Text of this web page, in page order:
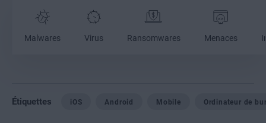
Malwares Virus Ransomwares Menaces
Étiquettes iOS Android Mobile Ordinateur de